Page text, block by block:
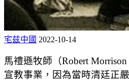
宅兹中國 2022-10-14
馬禮遜牧師（Robert
宣教事業，因為當時清廷正